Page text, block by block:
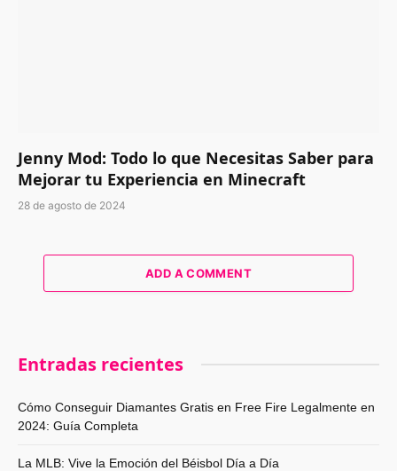
Jenny Mod: Todo lo que Necesitas Saber para
Mejorar tu Experiencia en Minecraft
28 de agosto de 2024
ADD A COMMENT
Entradas recientes
Cómo Conseguir Diamantes Gratis en Free Fire Legalmente en
2024: Guía Completa
La MLB: Vive la Emoción del Béisbol Día a Día